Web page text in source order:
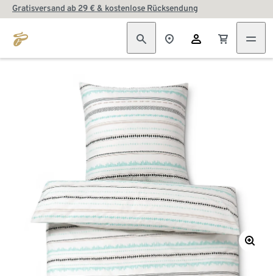
Gratisversand ab 29 € & kostenlose Rücksendung